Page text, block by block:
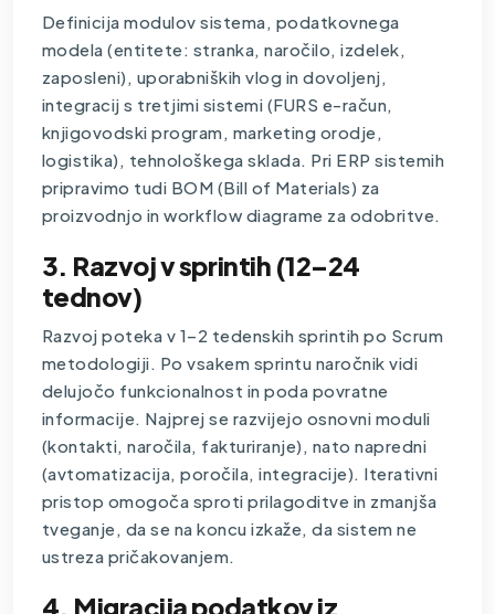
Definicija modulov sistema, podatkovnega
modela (entitete: stranka, naročilo, izdelek,
zaposleni), uporabniških vlog in dovoljenj,
integracij s tretjimi sistemi (FURS e-račun,
knjigovodski program, marketing orodje,
logistika), tehnološkega sklada. Pri ERP sistemih
pripravimo tudi BOM (Bill of Materials) za
proizvodnjo in workflow diagrame za odobritve.
3. Razvoj v sprintih (12–24
tednov)
Razvoj poteka v 1–2 tedenskih sprintih po Scrum
metodologiji. Po vsakem sprintu naročnik vidi
delujočo funkcionalnost in poda povratne
informacije. Najprej se razvijejo osnovni moduli
(kontakti, naročila, fakturiranje), nato napredni
(avtomatizacija, poročila, integracije). Iterativni
pristop omogoča sproti prilagoditve in zmanjša
tveganje, da se na koncu izkaže, da sistem ne
ustreza pričakovanjem.
4. Migracija podatkov iz